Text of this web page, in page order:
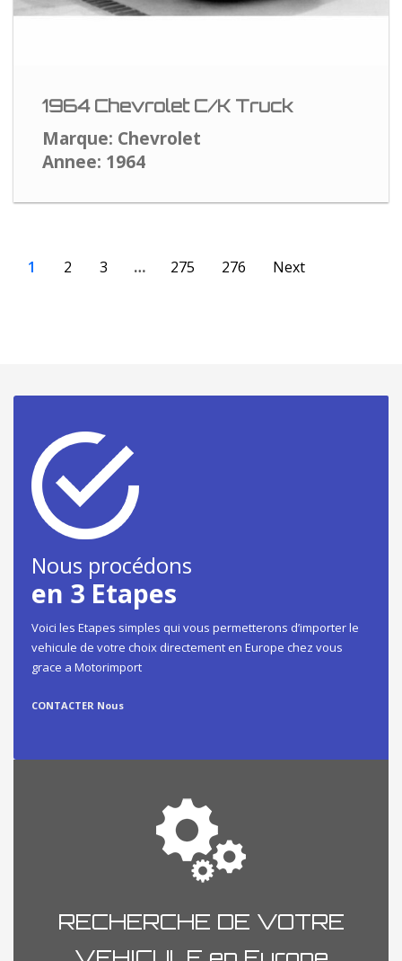
1964 Chevrolet C/K Truck
Marque: Chevrolet
Annee: 1964
1 2 3 … 275 276 Next
Nous procédons
en 3 Etapes
Voici les Etapes simples qui vous permetterons d’importer le
vehicule de votre choix directement en Europe chez vous
grace a Motorimport
CONTACTER Nous
RECHERCHE DE VOTRE